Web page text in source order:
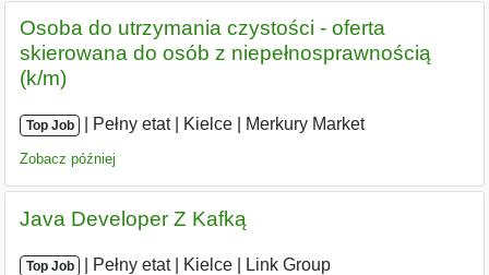
Osoba do utrzymania czystości - oferta
skierowana do osób z niepełnosprawnością
(k/m)
Top Job Pełny etat| Kielce Merkury Market
Zobacz później
Java Developer Z Kafką
Top Job Pełny etat| Kielce Link Group